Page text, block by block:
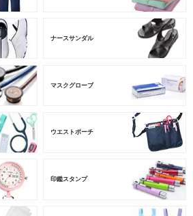
ナースサンダル
マスクグローブ
ウエストポーチ
印鑑スタンプ